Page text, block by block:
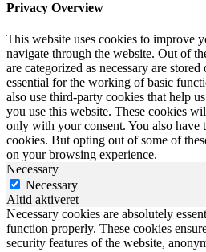
Privacy Overview
This website uses cookies to improve
navigate through the website. Out of
are categorized as necessary are
essential for the working of basic
also use third-party cookies that help
you use this website. These cookies
only with your consent. You also have
cookies. But opting out of some of
on your browsing experience.
Necessary
Necessary
Altid aktiveret
Necessary cookies are absolutely
function properly. These cookies
security features of the website,